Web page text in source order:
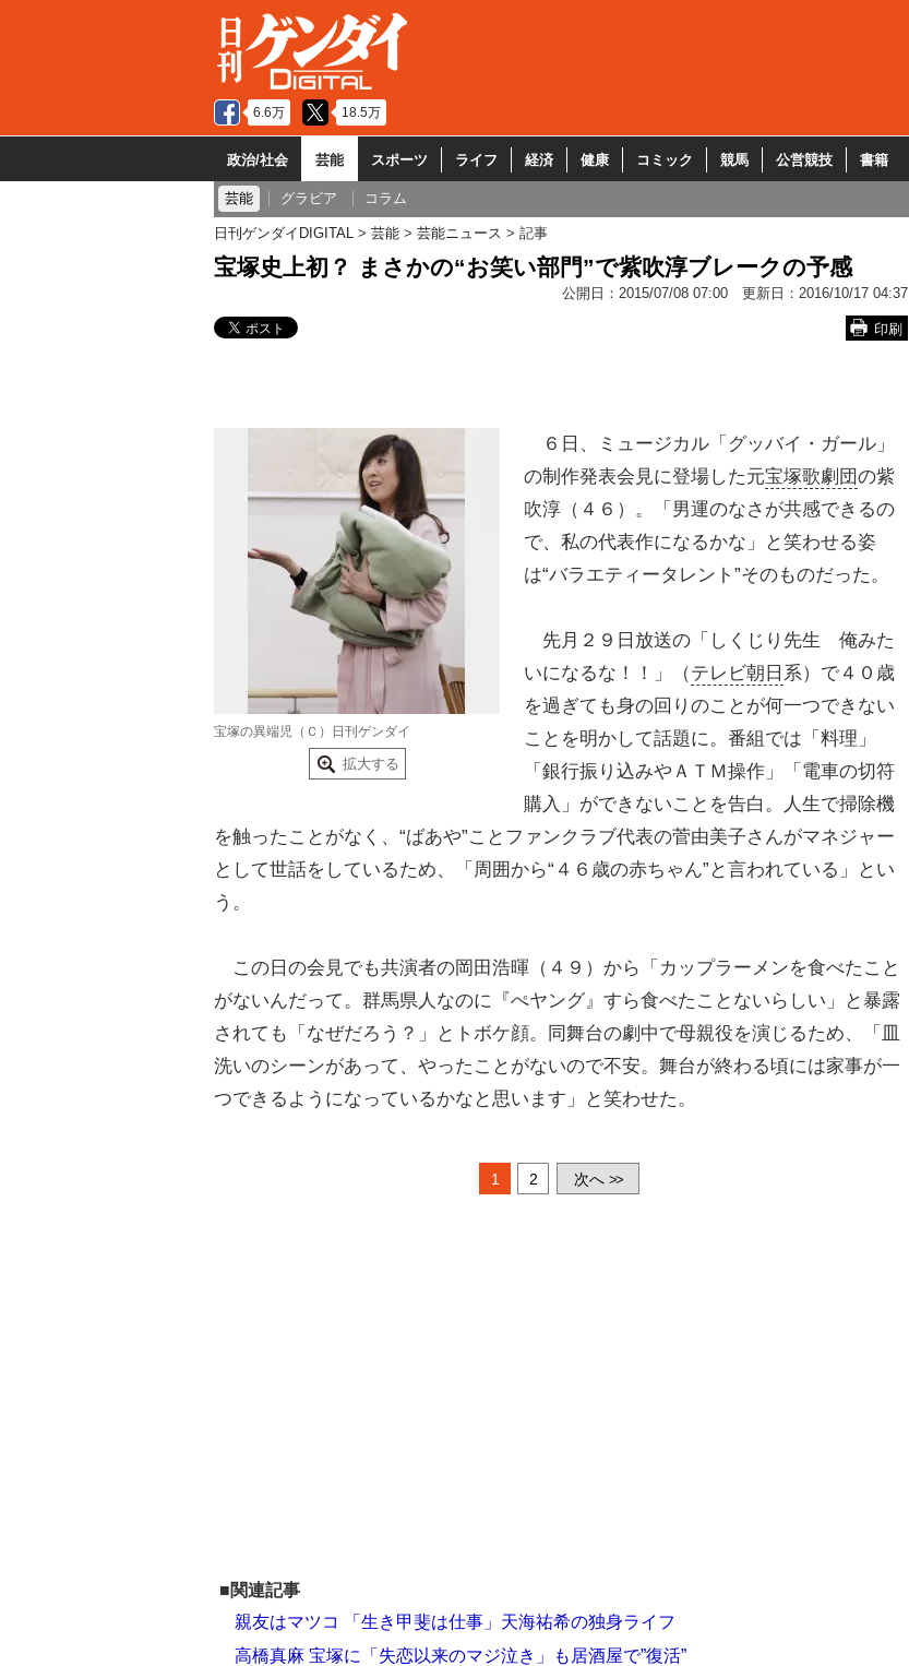
6.6万 18.5万
政治/社会 芸能 スポーツ ライフ 経済 健康 コミック 競馬 公営競技 書籍
芸能 グラビア コラム
日刊ゲンダイDIGITAL 芸能 芸能ニュース 記事
宝塚史上初？ まさかの“お笑い部門”で紫吹淳ブレークの予感
公開日： 2015/07/08 07:00 更新日： 2016/10/17 04:37
印刷
宝塚の異端児（Ｃ）日刊ゲンダイ
拡大する
６日、ミュージカル「グッバイ・ガール」
の制作発表会見に登場した元宝塚歌劇団の紫
吹淳（４６）。「男運のなさが共感できるの
で、私の代表作になるかな」と笑わせる姿
は“バラエティータレント”そのものだった。
先月２９日放送の「しくじり先生 俺みた
いになるな！！」（テレビ朝日 系）で４０歳
を過ぎても身の回りのことが何一つできない
ことを明かして話題に。番組では「料理」
「銀行振り込みやＡＴＭ操作」「電車の切符
購入」ができないことを告白。人生で掃除機
を触ったことがなく、“ばあや”ことファンクラブ代表の菅由美子さんがマネジャー
として世話をしているため、「周囲から“４６歳の赤ちゃん”と言われている」とい
う。
この日の会見でも共演者の岡田浩暉（４９）から「カップラーメンを食べたこと
がないんだって。群馬県人なのに『ぺヤング』すら食べたことないらしい」と暴露
されても「なぜだろう？」とトボケ顔。同舞台の劇中で母親役を演じるため、「皿
洗いのシーンがあって、やったことがないので不安。舞台が終わる頃には家事が一
つできるようになっているかなと思います」と笑わせた。
1 2 次へ >>
■関連記事
親友はマツコ 「生き甲斐は仕事」天海祐希の独身ライフ
高橋真麻 宝塚に「失恋以来のマジ泣き」も居酒屋で”復活”